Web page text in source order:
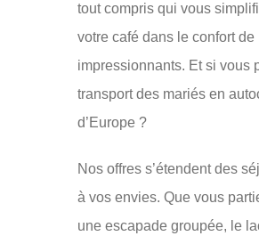
tout compris qui vous
votre café dans le confort
impressionnants. Et si vous
transport des mariés en
d’Europe ?
Nos offres s’étendent des
à vos envies. Que vous
une escapade groupée, le